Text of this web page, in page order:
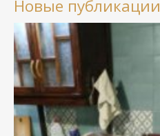
Новые публикации